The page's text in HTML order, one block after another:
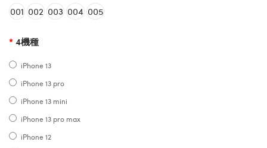
001 002 003 004 005
4機種
iPhone 13
iPhone 13 pro
iPhone 13 mini
iPhone 13 pro max
iPhone 12